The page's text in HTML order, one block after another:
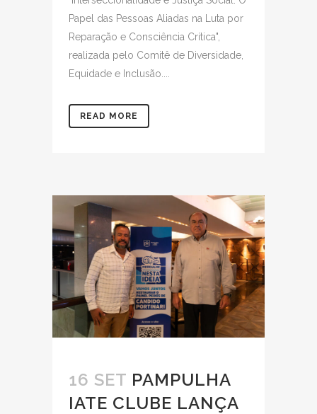
Papel das Pessoas Aliadas na Luta por
Reparação e Consciência Crítica",
realizada pelo Comitê de Diversidade,
Equidade e Inclusão....
READ MORE
16 SET PAMPULHA
IATE CLUBE LANÇA